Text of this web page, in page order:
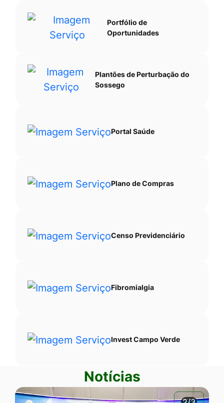
Portfólio de
Oportunidades
Plantões de Perturbação do
Sossego
Portal Saúde
Plano de Compras
Censo Previdenciário
Fibromialgia
Invest Campo Verde
Notícias